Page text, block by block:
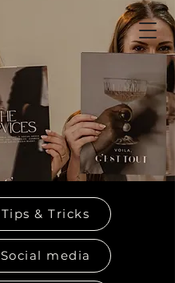
Tips & Tricks
Social media